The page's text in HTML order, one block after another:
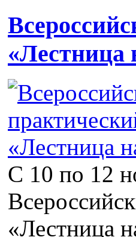
«Лестница
С 10 по 12
«Лестница